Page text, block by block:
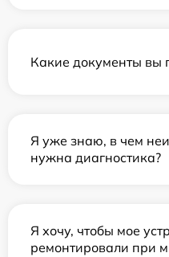
Какие документы вы
Я уже знаю, в чем
нужна диагностика?
Я хочу, чтобы мое
ремонтировали при